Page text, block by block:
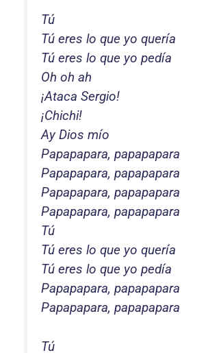
Tú
Tú eres lo que yo quería
Tú eres lo que yo pedía
Oh oh ah
¡Ataca Sergio!
¡Chichi!
Ay Dios mío
Papapapara, papapapara
Papapapara, papapapara
Papapapara, papapapara
Papapapara, papapapara
Tú
Tú eres lo que yo quería
Tú eres lo que yo pedía
Papapapara, papapapara
Papapapara, papapapara
Tú